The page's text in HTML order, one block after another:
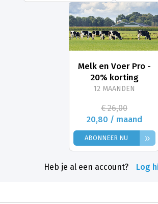
Melk en Voer Pro -
20% korting
12 MAANDEN
€ 26,00
20,80 / maand
ABONNEER NU »
Heb je al een account? Log